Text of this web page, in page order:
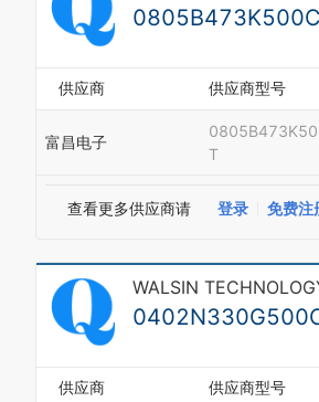
供应商 供应商型号
富昌电子
T
查看更多供应商请 登录 免费注
WALSIN
供应商 供应商型号